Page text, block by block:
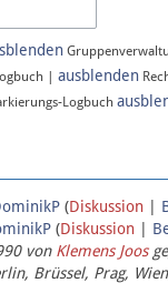
| ausblenden
Logbuch
(Diskussion |
(Diskussion |
von Klemens Joos
Brüssel, Prag,